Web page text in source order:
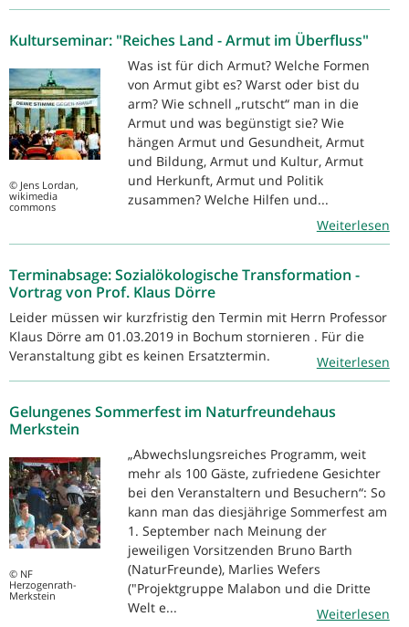
Kulturseminar: "Reiches Land - Armut im Überfluss"
© Jens Lordan,
wikimedia
commons
Was ist für dich Armut? Welche Formen
von Armut gibt es? Warst oder bist du
arm? Wie schnell „rutscht“ man in die
Armut und was begünstigt sie? Wie
hängen Armut und Gesundheit, Armut
und Bildung, Armut und Kultur, Armut
und Herkunft, Armut und Politik
zusammen? Welche Hilfen und...
Weiterlesen
Terminabsage: Sozialökologische Transformation -
Vortrag von Prof. Klaus Dörre
Leider müssen wir kurzfristig den Termin mit Herrn Professor
Klaus Dörre am 01.03.2019 in Bochum stornieren . Für die
Veranstaltung gibt es keinen Ersatztermin.
Weiterlesen
Gelungenes Sommerfest im Naturfreundehaus
Merkstein
© NF
Herzogenrath-
Merkstein
„Abwechslungsreiches Programm, weit
mehr als 100 Gäste, zufriedene Gesichter
bei den Veranstaltern und Besuchern“: So
kann man das diesjährige Sommerfest am
1. September nach Meinung der
jeweiligen Vorsitzenden Bruno Barth
(NaturFreunde), Marlies Wefers
("Projektgruppe Malabon und die Dritte
Welt e...
Weiterlesen